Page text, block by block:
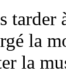
tarder
la
la